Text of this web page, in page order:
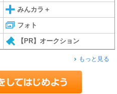
みんカラ＋
フォト
【PR】オークション
もっと見る